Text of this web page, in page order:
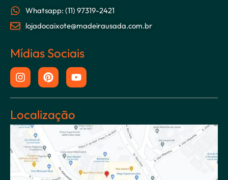
Whatsapp: (11) 97319-2421
lojadocaixote@madeirausada.com.br
Mídias Sociais
Localização